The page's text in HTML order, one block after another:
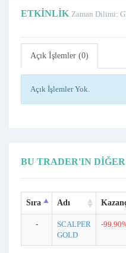
ETKINLIK Zaman Dilimi:
Açık İşlemler (0)
Açık İşlemler Yok.
BU TRADER'IN
Sıra Adı
-
SCALPER
GOLD
-